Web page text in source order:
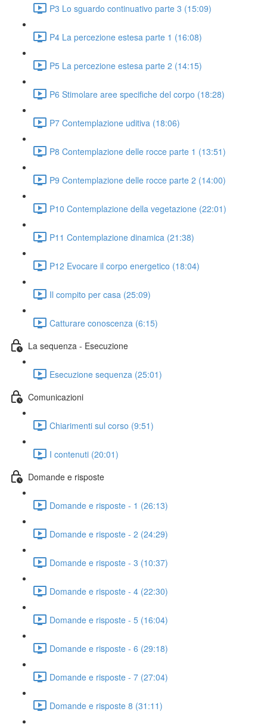
P3 Lo sguardo continuativo parte 3 (15:09)
P4 La percezione estesa parte 1 (16:08)
P5 La percezione estesa parte 2 (14:15)
P6 Stimolare aree specifiche del corpo (18:28)
P7 Contemplazione uditiva (18:06)
P8 Contemplazione delle rocce parte 1 (13:51)
P9 Contemplazione delle rocce parte 2 (14:00)
P10 Contemplazione della vegetazione (22:01)
P11 Contemplazione dinamica (21:38)
P12 Evocare il corpo energetico (18:04)
Il compito per casa (25:09)
Catturare conoscenza (6:15)
La sequenza - Esecuzione
Esecuzione sequenza (25:01)
Comunicazioni
Chiarimenti sul corso (9:51)
I contenuti (20:01)
Domande e risposte
Domande e risposte - 1 (26:13)
Domande e risposte - 2 (24:29)
Domande e risposte - 3 (10:37)
Domande e risposte - 4 (22:30)
Domande e risposte - 5 (16:04)
Domande e risposte - 6 (29:18)
Domande e risposte - 7 (27:04)
Domande e risposte 8 (31:11)